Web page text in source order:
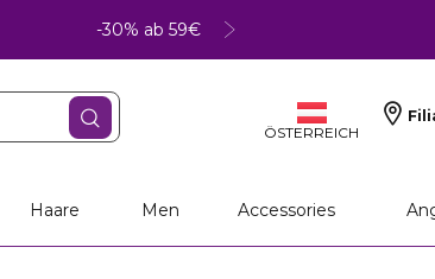
-30% ab 59€
ÖSTERREICH
Haare Men Accessories